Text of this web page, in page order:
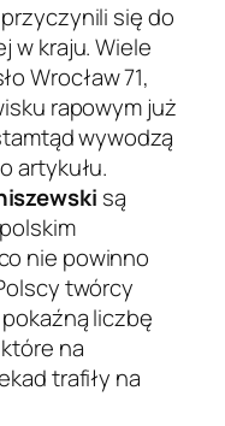
się do
w kraju. Wiele
Wrocław 71,
rapowym już
wywodzą
artykułu.
są
nie powinno
twórcy
liczbę
na
trafiły na